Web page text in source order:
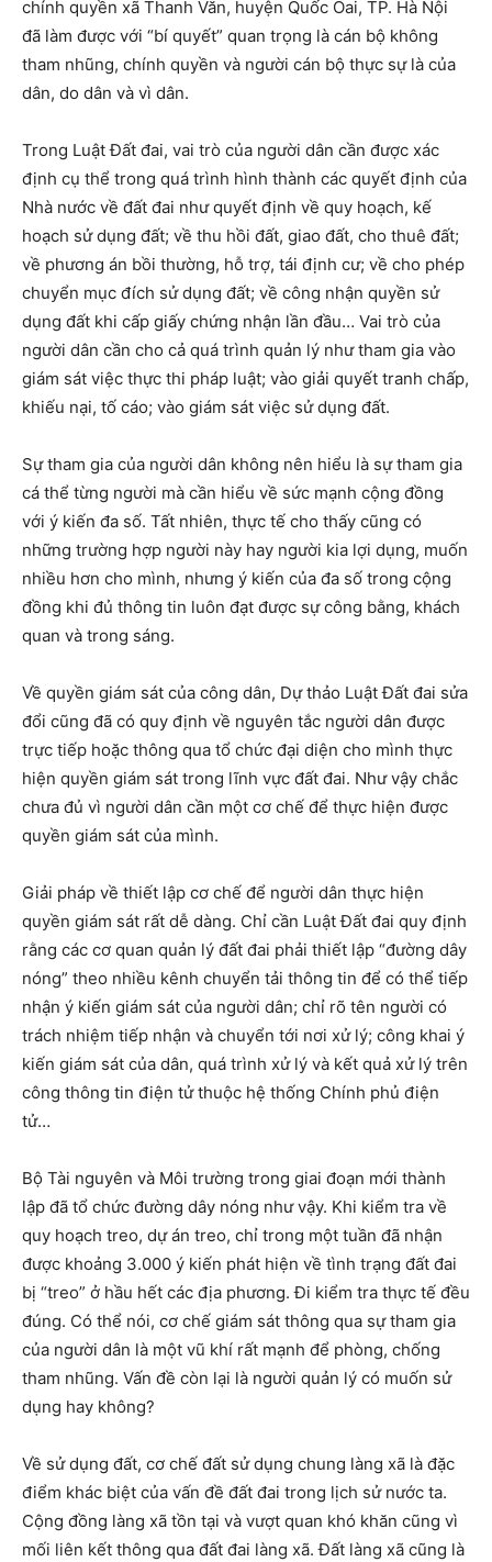
chính quyền xã Thanh Văn, huyện Quốc Oai, TP. Hà Nội
đã làm được với “bí quyết” quan trọng là cán bộ không
tham nhũng, chính quyền và người cán bộ thực sự là của
dân, do dân và vì dân.
Trong Luật Đất đai, vai trò của người dân cần được xác
định cụ thể trong quá trình hình thành các quyết định của
Nhà nước về đất đai như quyết định về quy hoạch, kế
hoạch sử dụng đất; về thu hồi đất, giao đất, cho thuê đất;
về phương án bồi thường, hỗ trợ, tái định cư; về cho phép
chuyển mục đích sử dụng đất; về công nhận quyền sử
dụng đất khi cấp giấy chứng nhận lần đầu… Vai trò của
người dân cần cho cả quá trình quản lý như tham gia vào
giám sát việc thực thi pháp luật; vào giải quyết tranh chấp,
khiếu nại, tố cáo; vào giám sát việc sử dụng đất.
Sự tham gia của người dân không nên hiểu là sự tham gia
cá thể từng người mà cần hiểu về sức mạnh cộng đồng
với ý kiến đa số. Tất nhiên, thực tế cho thấy cũng có
những trường hợp người này hay người kia lợi dụng, muốn
nhiều hơn cho mình, nhưng ý kiến của đa số trong cộng
đồng khi đủ thông tin luôn đạt được sự công bằng, khách
quan và trong sáng.
Về quyền giám sát của công dân, Dự thảo Luật Đất đai sửa
đổi cũng đã có quy định về nguyên tắc người dân được
trực tiếp hoặc thông qua tổ chức đại diện cho mình thực
hiện quyền giám sát trong lĩnh vực đất đai. Như vậy chắc
chưa đủ vì người dân cần một cơ chế để thực hiện được
quyền giám sát của mình.
Giải pháp về thiết lập cơ chế để người dân thực hiện
quyền giám sát rất dễ dàng. Chỉ cần Luật Đất đai quy định
rằng các cơ quan quản lý đất đai phải thiết lập “đường dây
nóng” theo nhiều kênh chuyển tải thông tin để có thể tiếp
nhận ý kiến giám sát của người dân; chỉ rõ tên người có
trách nhiệm tiếp nhận và chuyển tới nơi xử lý; công khai ý
kiến giám sát của dân, quá trình xử lý và kết quả xử lý trên
công thông tin điện tử thuộc hệ thống Chính phủ điện
tử…
Bộ Tài nguyên và Môi trường trong giai đoạn mới thành
lập đã tổ chức đường dây nóng như vậy. Khi kiểm tra về
quy hoạch treo, dự án treo, chỉ trong một tuần đã nhận
được khoảng 3.000 ý kiến phát hiện về tình trạng đất đai
bị “treo” ở hầu hết các địa phương. Đi kiểm tra thực tế đều
đúng. Có thể nói, cơ chế giám sát thông qua sự tham gia
của người dân là một vũ khí rất mạnh để phòng, chống
tham nhũng. Vấn đề còn lại là người quản lý có muốn sử
dụng hay không?
Về sử dụng đất, cơ chế đất sử dụng chung làng xã là đặc
điểm khác biệt của vấn đề đất đai trong lịch sử nước ta.
Cộng đồng làng xã tồn tại và vượt quan khó khăn cũng vì
mối liên kết thông qua đất đai làng xã. Đất làng xã cũng là